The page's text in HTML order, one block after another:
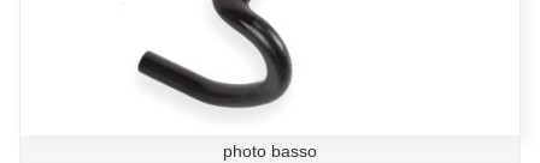
photo basso